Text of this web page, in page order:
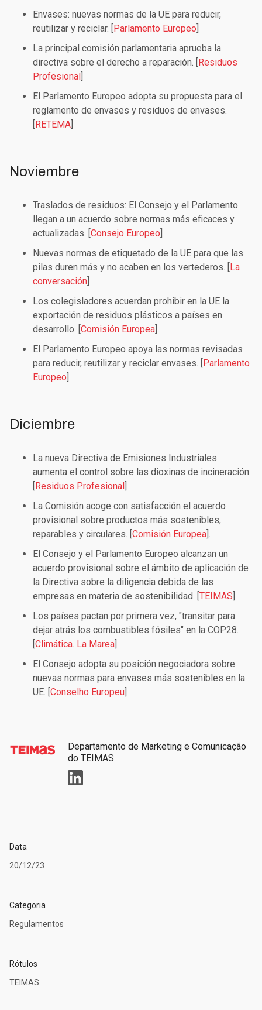
Envases: nuevas normas de la UE para reducir,
reutilizar y reciclar. [Parlamento Europeo]
La principal comisión parlamentaria aprueba la
directiva sobre el derecho a reparación. [Residuos
Profesional]
El Parlamento Europeo adopta su propuesta para el
reglamento de envases y residuos de envases.
[RETEMA]
Noviembre
Traslados de residuos: El Consejo y el Parlamento
llegan a un acuerdo sobre normas más eficaces y
actualizadas. [Consejo Europeo]
Nuevas normas de etiquetado de la UE para que las
pilas duren más y no acaben en los vertederos. [La
conversación]
Los colegisladores acuerdan prohibir en la UE la
exportación de residuos plásticos a países en
desarrollo. [Comisión Europea]
El Parlamento Europeo apoya las normas revisadas
para reducir, reutilizar y reciclar envases. [Parlamento
Europeo]
Diciembre
La nueva Directiva de Emisiones Industriales
aumenta el control sobre las dioxinas de incineración.
[Residuos Profesional]
La Comisión acoge con satisfacción el acuerdo
provisional sobre productos más sostenibles,
reparables y circulares. [Comisión Europea].
El Consejo y el Parlamento Europeo alcanzan un
acuerdo provisional sobre el ámbito de aplicación de
la Directiva sobre la diligencia debida de las
empresas en materia de sostenibilidad. [TEIMAS]
Los países pactan por primera vez, "transitar para
dejar atrás los combustibles fósiles" en la COP28.
[Climática. La Marea]
El Consejo adopta su posición negociadora sobre
nuevas normas para envases más sostenibles en la
UE. [Conselho Europeu]
Departamento de Marketing e Comunicação
do TEIMAS
Data
20/12/23
Categoria
Regulamentos
Rótulos
TEIMAS